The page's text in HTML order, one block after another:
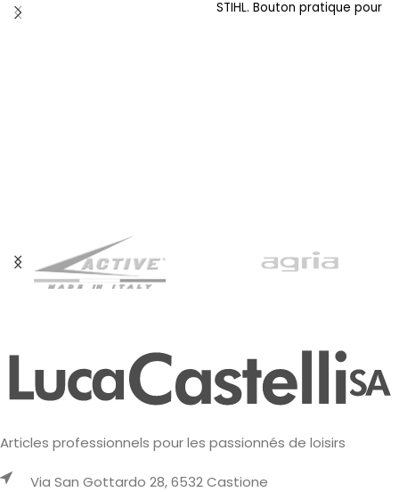
STIHL. Bouton pratique pour
Articles professionnels pour les passionnés de loisirs
Via San Gottardo 28, 6532 Castione